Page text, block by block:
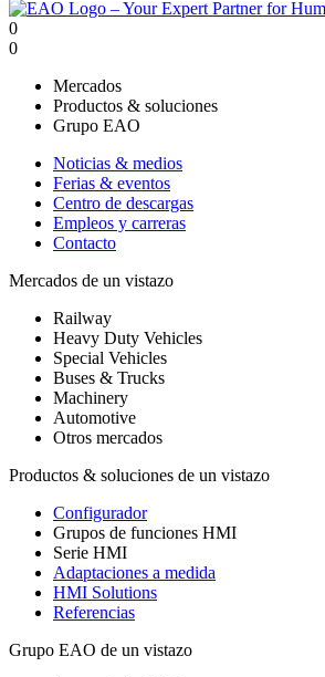
0
0
Mercados
Productos & soluciones
Grupo EAO
Noticias & medios
Ferias & eventos
Centro de descargas
Empleos y carreras
Contacto
Mercados de un vistazo
Railway
Heavy Duty Vehicles
Special Vehicles
Buses & Trucks
Machinery
Automotive
Otros mercados
Productos & soluciones de un vistazo
Configurador
Grupos de funciones HMI
Serie HMI
Adaptaciones a medida
HMI Solutions
Referencias
Grupo EAO de un vistazo